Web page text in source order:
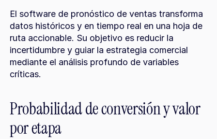
El software de pronóstico de ventas transforma
datos históricos y en tiempo real en una hoja de
ruta accionable. Su objetivo es reducir la
incertidumbre y guiar la estrategia comercial
mediante el análisis profundo de variables
críticas.
Probabilidad de conversión y valor
por etapa